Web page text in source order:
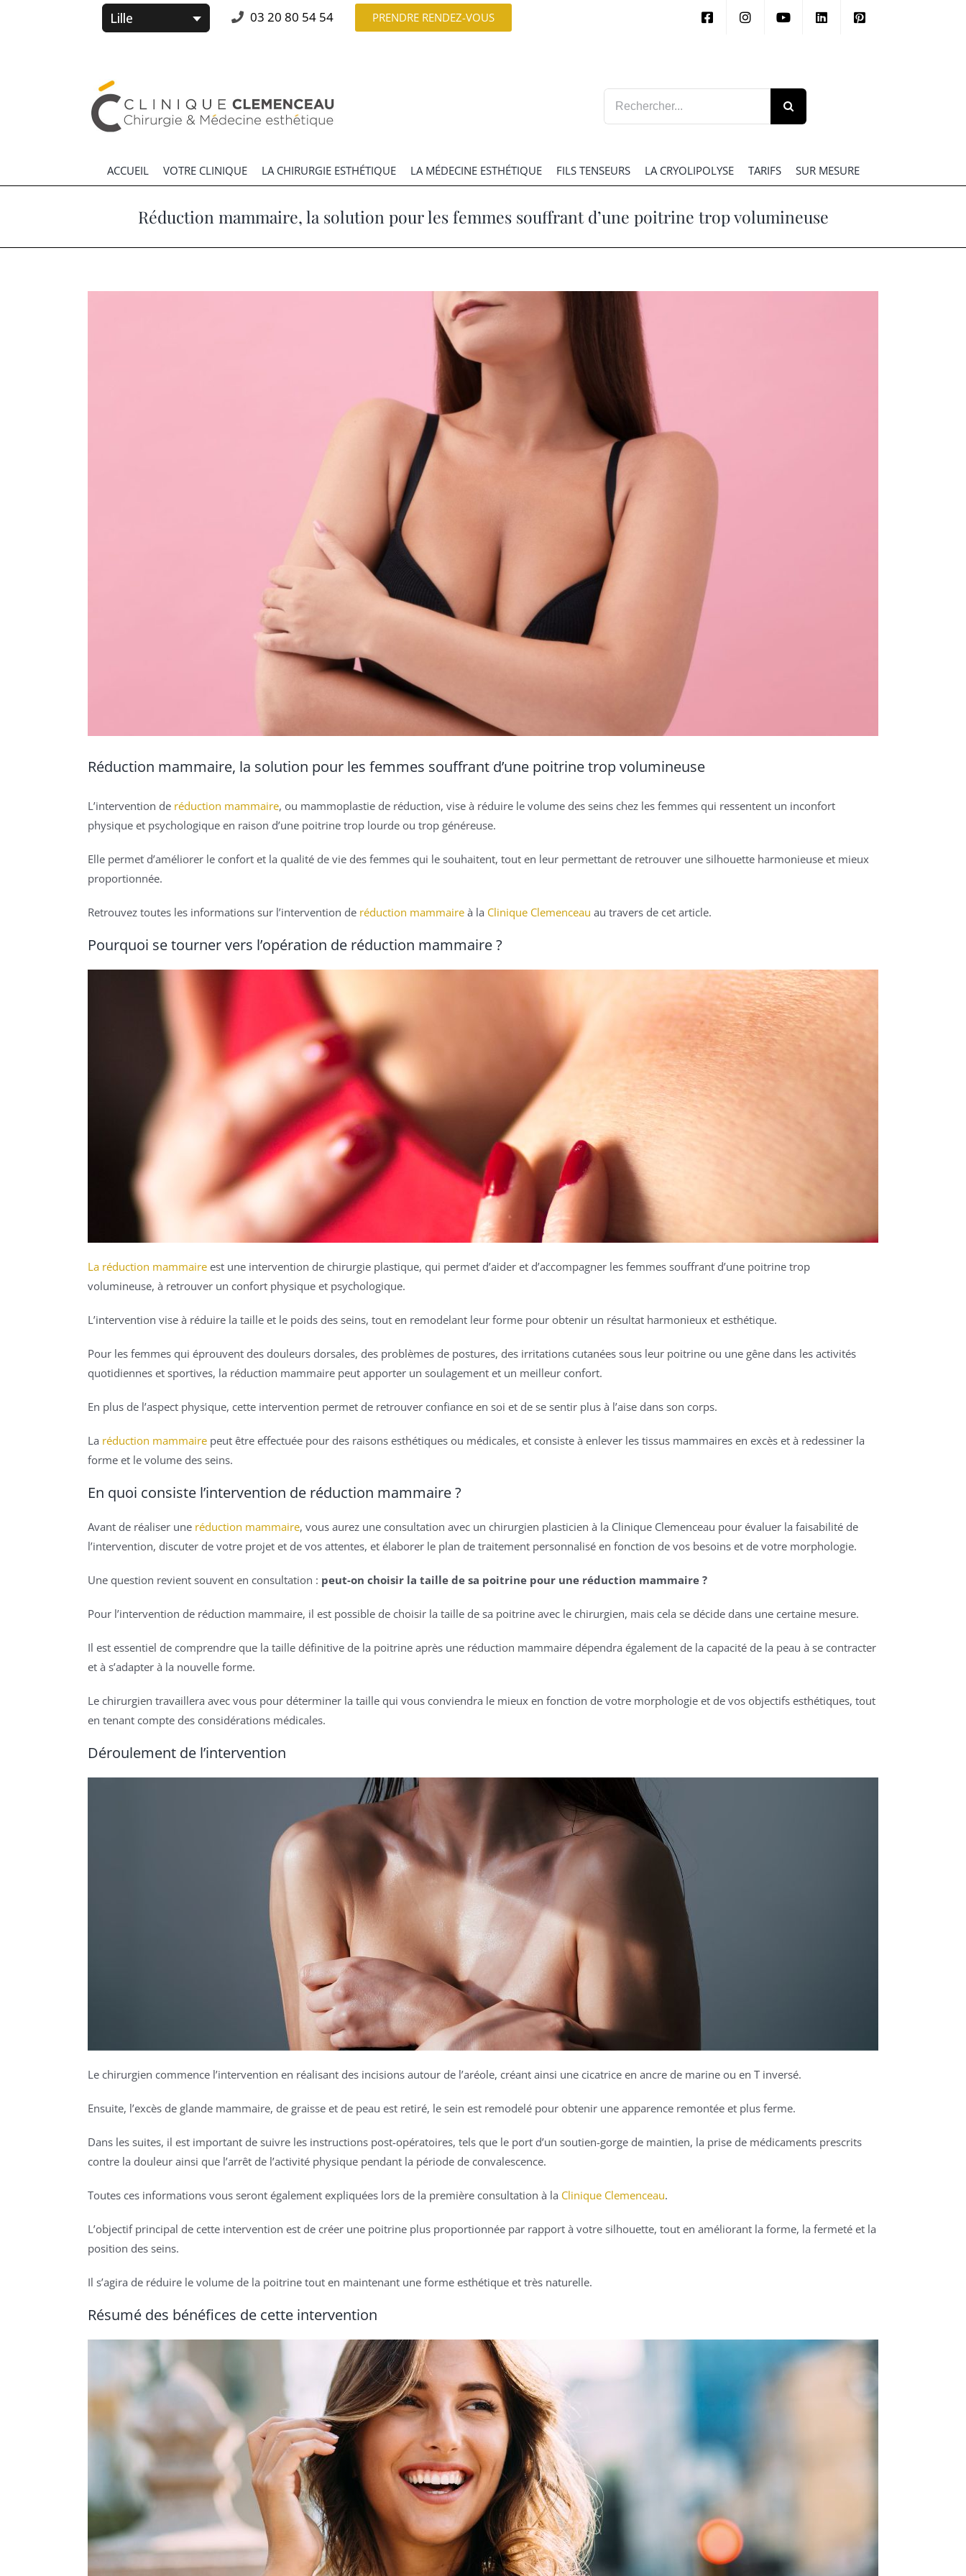
03 20 80 54 54 PRENDRE RENDEZ-VOUS
Rechercher:
ACCUEIL VOTRE CLINIQUE LA CHIRURGIE ESTHÉTIQUE LA MÉDECINE ESTHÉTIQUE FILS TENSEURS LA CRYOLIPOLYSE TARIFS SUR MESURE
Réduction mammaire, la solution pour les femmes souffrant d’une poitrine trop volumineuse
Réduction mammaire, la solution pour les femmes souffrant d’une poitrine trop volumineuse
L’intervention de réduction mammaire, ou mammoplastie de réduction, vise à réduire le volume des seins chez les femmes qui ressentent un inconfort
physique et psychologique en raison d’une poitrine trop lourde ou trop généreuse.
Elle permet d’améliorer le confort et la qualité de vie des femmes qui le souhaitent, tout en leur permettant de retrouver une silhouette harmonieuse et mieux
proportionnée.
Retrouvez toutes les informations sur l’intervention de réduction mammaire à la Clinique Clemenceau au travers de cet article.
Pourquoi se tourner vers l’opération de réduction mammaire ?
La réduction mammaire est une intervention de chirurgie plastique, qui permet d’aider et d’accompagner les femmes souffrant d’une poitrine trop
volumineuse, à retrouver un confort physique et psychologique.
L’intervention vise à réduire la taille et le poids des seins, tout en remodelant leur forme pour obtenir un résultat harmonieux et esthétique.
Pour les femmes qui éprouvent des douleurs dorsales, des problèmes de postures, des irritations cutanées sous leur poitrine ou une gêne dans les activités
quotidiennes et sportives, la réduction mammaire peut apporter un soulagement et un meilleur confort.
En plus de l’aspect physique, cette intervention permet de retrouver confiance en soi et de se sentir plus à l’aise dans son corps.
La réduction mammaire peut être effectuée pour des raisons esthétiques ou médicales, et consiste à enlever les tissus mammaires en excès et à redessiner la
forme et le volume des seins.
En quoi consiste l’intervention de réduction mammaire ?
Avant de réaliser une réduction mammaire, vous aurez une consultation avec un chirurgien plasticien à la Clinique Clemenceau pour évaluer la faisabilité de
l’intervention, discuter de votre projet et de vos attentes, et élaborer le plan de traitement personnalisé en fonction de vos besoins et de votre morphologie.
Une question revient souvent en consultation : peut-on choisir la taille de sa poitrine pour une réduction mammaire ?
Pour l’intervention de réduction mammaire, il est possible de choisir la taille de sa poitrine avec le chirurgien, mais cela se décide dans une certaine mesure.
Il est essentiel de comprendre que la taille définitive de la poitrine après une réduction mammaire dépendra également de la capacité de la peau à se contracter
et à s’adapter à la nouvelle forme.
Le chirurgien travaillera avec vous pour déterminer la taille qui vous conviendra le mieux en fonction de votre morphologie et de vos objectifs esthétiques, tout
en tenant compte des considérations médicales.
Déroulement de l’intervention
Le chirurgien commence l’intervention en réalisant des incisions autour de l’aréole, créant ainsi une cicatrice en ancre de marine ou en T inversé.
Ensuite, l’excès de glande mammaire, de graisse et de peau est retiré, le sein est remodelé pour obtenir une apparence remontée et plus ferme.
Dans les suites, il est important de suivre les instructions post-opératoires, tels que le port d’un soutien-gorge de maintien, la prise de médicaments prescrits
contre la douleur ainsi que l’arrêt de l’activité physique pendant la période de convalescence.
Toutes ces informations vous seront également expliquées lors de la première consultation à la Clinique Clemenceau.
L’objectif principal de cette intervention est de créer une poitrine plus proportionnée par rapport à votre silhouette, tout en améliorant la forme, la fermeté et la
position des seins.
Il s’agira de réduire le volume de la poitrine tout en maintenant une forme esthétique et très naturelle.
Résumé des bénéfices de cette intervention